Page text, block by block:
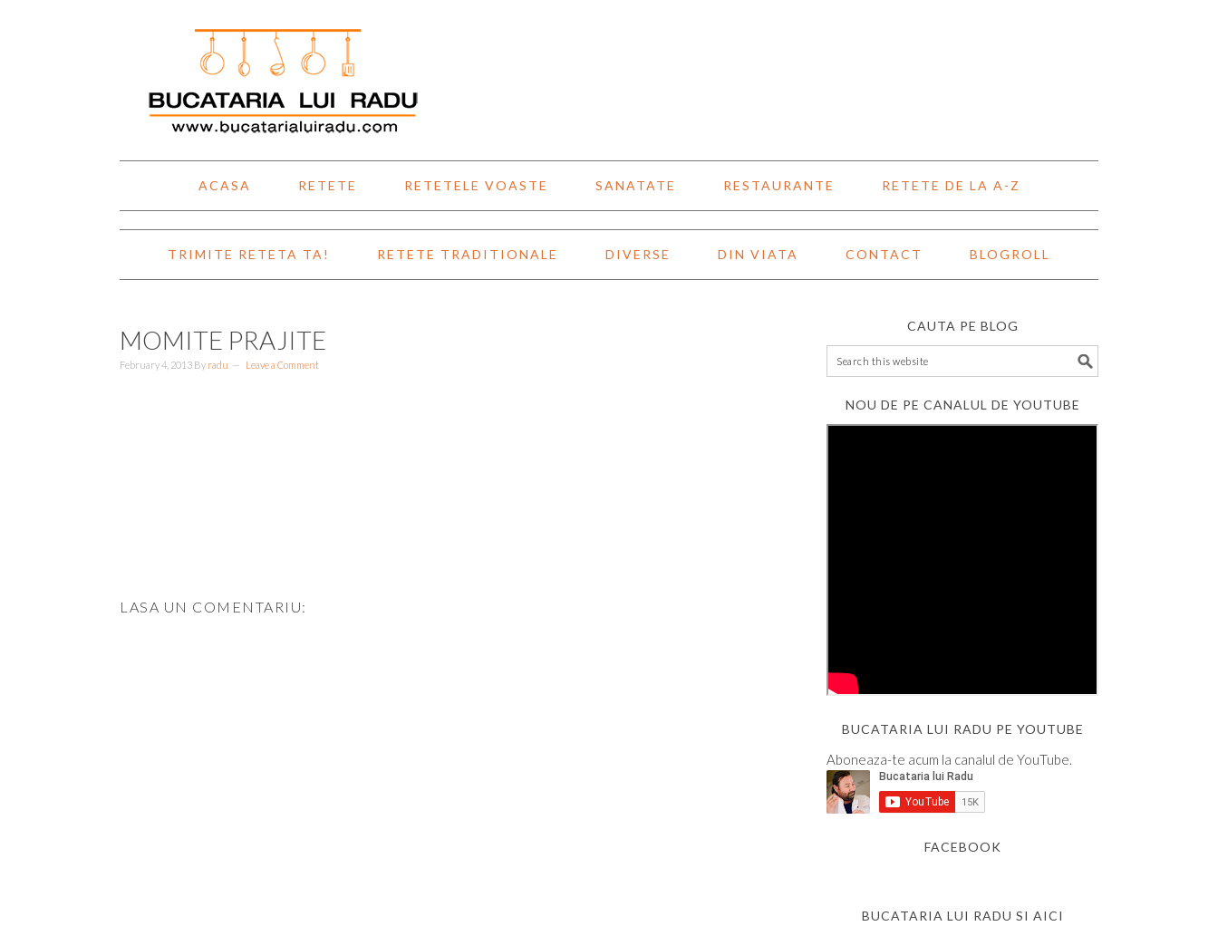
ACASA RETETE RETETELE VOASTE SANATATE RESTAURANTE RETETE DE LA A-Z
TRIMITE RETETA TA! RETETE TRADITIONALE DIVERSE DIN VIATA CONTACT BLOGROLL
MOMITE PRAJITE
February 4, 2013 By radu Leave a Comment
LASA UN COMENTARIU:
CAUTA PE BLOG
NOU DE PE CANALUL DE YOUTUBE
BUCATARIA LUI RADU PE YOUTUBE
Aboneaza-te acum la canalul de YouTube.
FACEBOOK
BUCATARIA LUI RADU SI AICI